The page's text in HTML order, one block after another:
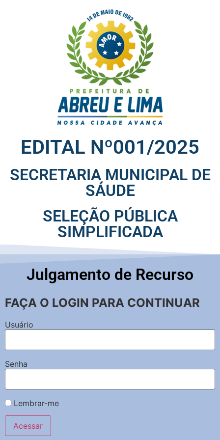
EDITAL Nº001/2025
SECRETARIA MUNICIPAL DE
SÁUDE
SELEÇÃO PÚBLICA
SIMPLIFICADA
Julgamento de Recurso
FAÇA O LOGIN PARA CONTINUAR
Usuário
Senha
Lembrar-me